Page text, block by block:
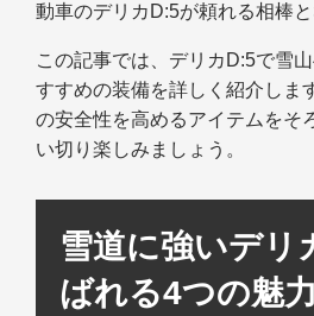
動車のデリカD:5が頼れる相棒と
この記事では、デリカD:5で雪
すすめの装備を詳しく紹介しま
の安全性を高めるアイテムをそ
い切り楽しみましょう。
雪道に強いデリ
ばれる4つの魅力